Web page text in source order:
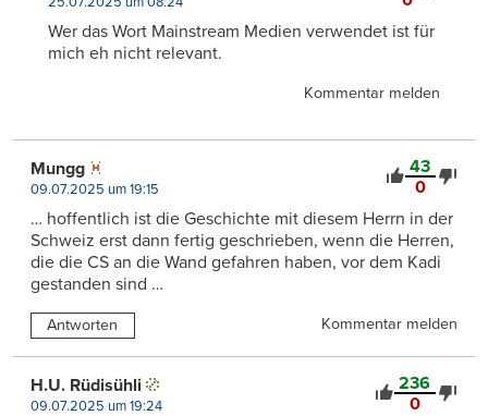
Wer das Wort Mainstream Medien verwendet ist für
mich eh nicht relevant.
Kommentar melden
43
0
Mungg
09.07.2025 um 19:15
… hoffentlich ist die Geschichte mit diesem Herrn in der
Schweiz erst dann fertig geschrieben, wenn die Herren,
die die CS an die Wand gefahren haben, vor dem Kadi
gestanden sind …
Antworten Kommentar melden
236
0
H.U. Rüdisühli
09.07.2025 um 19:24